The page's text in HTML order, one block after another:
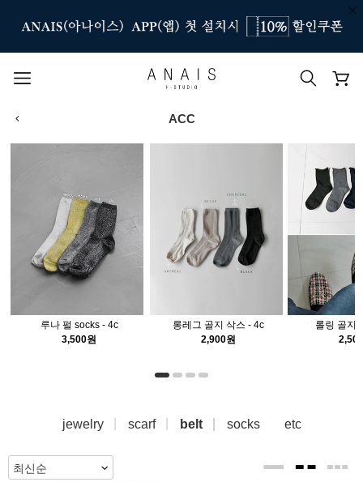
#MD추천 #BEST OF BEST
ACC
루나 펄 socks - 4c
3,500원
롱레그 골지 삭스 - 4c
2,900원
롤링 골지
jewelry scarf belt socks etc